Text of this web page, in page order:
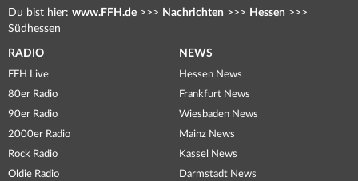
Du bist hier: www.FFH.de >>> Nachrichten >>> Hessen >>>
Südhessen
RADIO
FFH Live
80er Radio
90er Radio
2000er Radio
Rock Radio
Oldie Radio
NEWS
Hessen News
Frankfurt News
Wiesbaden News
Mainz News
Kassel News
Darmstadt News